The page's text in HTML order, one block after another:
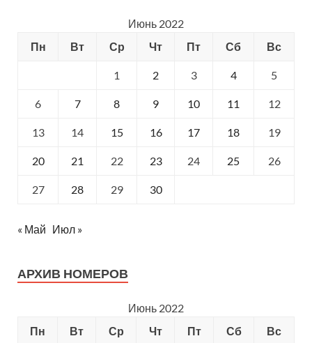
Июнь 2022
Пн
Вт Ср Чт Пт Сб Вс
1 2 3 4 5
6 7 8 9 10 11 12
13 14 15 16 17 18 19
20 21 22 23 24 25 26
27 28 29 30
« Май Июл »
АРХИВ НОМЕРОВ
Июнь 2022
Пн
Вт Ср Чт Пт Сб
Вс